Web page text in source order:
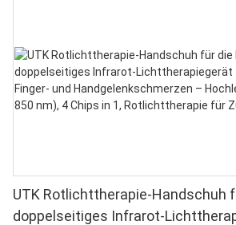
UTK Rotlichttherapie-Handschuh
doppelseitiges Infrarot-